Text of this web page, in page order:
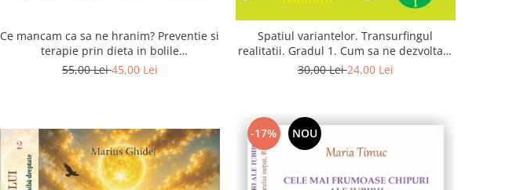
Ce mancam ca sa ne hranim? Preventie si
terapie prin dieta in bolile
cardiovasculare si in diabetul zaharat
55,00 Lei45,00 Lei
Spatiul variantelor. Transurfingul
realitatii. Gradul 1. Cum sa ne dezvoltam
intuitia si sa ne alegem soarta
30,00 Lei24,00 Lei
-17% NOU